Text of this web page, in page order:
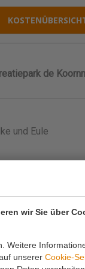
wir Sie über
Weitere
unserer Cookie-
de
und Eule
erforderlich)